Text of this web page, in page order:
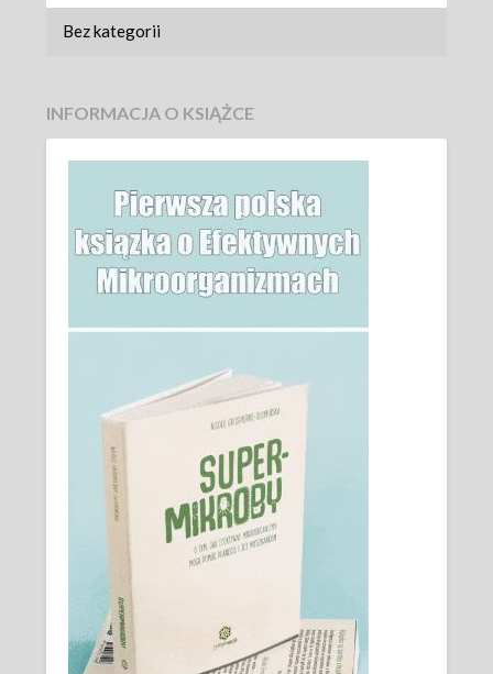
Bez kategorii
INFORMACJA O KSIĄŻCE